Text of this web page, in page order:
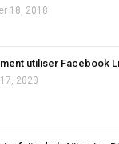
18, 2018
utiliser Facebook
2020